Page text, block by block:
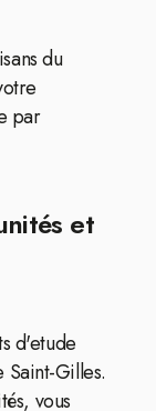
du
par
et
d'etude
Gilles.
vous